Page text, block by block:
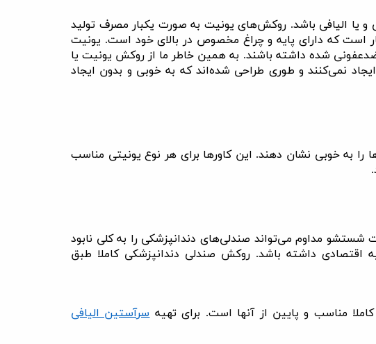
یا الیافی باشد. روکش‌های یونیت به صورت یکبار مصرف تولید
است که دارای پایه و چراغ مخصوص در بالای خود است. یونیت
ضدعفونی شده داشته باشند. به همین خاطر ما از روکش یونیت یا
نمی‌کنند و طوری طراحی شده‌اند که به خوبی و بدون ایجاد
به خوبی نشان دهند. این کاورها برای هر نوع یونیتی مناسب
.
مداوم می‌تواند صندلی‌های دندانپزشکی را به کلی نابود
اقتصادی داشته باشد. روکش صندلی دندانپزشکی کاملا طبق
مناسب و پایین از آنها است. برای تهیهسرآستین الیافی